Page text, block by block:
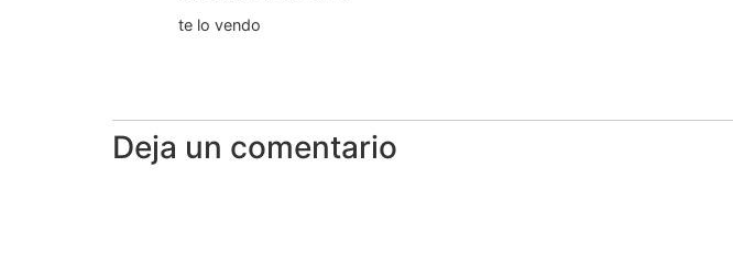
te lo vendo
Deja un comentario